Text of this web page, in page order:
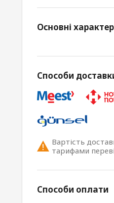
Основні
Способи
Вартість
тарифами
Способи оплати